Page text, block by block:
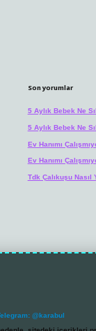
Son yorumlar
5 Aylık Bebek Ne
5 Aylık Bebek Ne
Ev Hanımı
Ev Hanımı
Tdk Çalıkuşu Nasıl
@karabul